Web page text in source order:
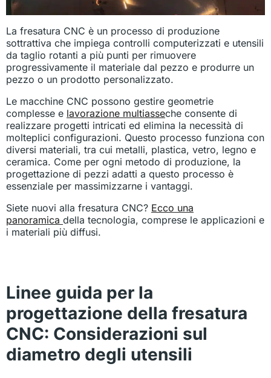
La fresatura CNC è un processo di produzione
sottrattiva che impiega controlli computerizzati e utensili
da taglio rotanti a più punti per rimuovere
progressivamente il materiale dal pezzo e produrre un
pezzo o un prodotto personalizzato.
Le macchine CNC possono gestire geometrie
complesse e lavorazione multiasseche consente di
realizzare progetti intricati ed elimina la necessità di
molteplici configurazioni. Questo processo funziona con
diversi materiali, tra cui metalli, plastica, vetro, legno e
ceramica. Come per ogni metodo di produzione, la
progettazione di pezzi adatti a questo processo è
essenziale per massimizzarne i vantaggi.
Siete nuovi alla fresatura CNC? Ecco una
panoramica della tecnologia, comprese le applicazioni e
i materiali più diffusi.
Linee guida per la
progettazione della fresatura
CNC: Considerazioni sul
diametro degli utensili